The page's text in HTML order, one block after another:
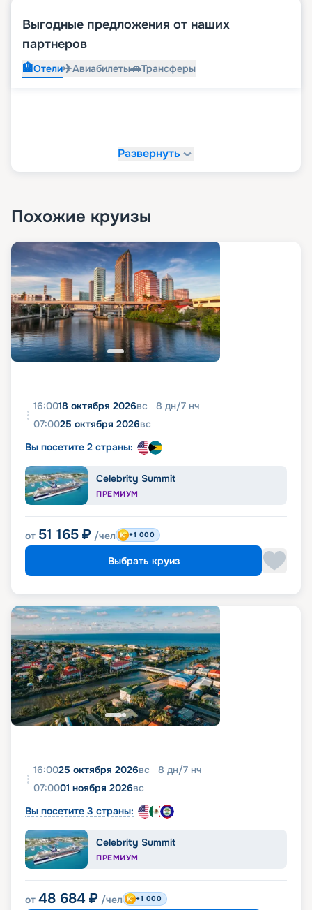
Выгодные предложения от наших
партнеров
🏨Отели✈️Авиабилеты🚗Трансферы
Развернуть
Похожие круизы
16:0018 октября 2026вс 8 дн/7 нч
07:0025 октября 2026вс
Вы посетите 2 страны:
Celebrity Summit
ПРЕМИУМ
от 51 165 ₽ /чел +1 000
Выбрать круиз
16:0025 октября 2026вс 8 дн/7 нч
07:0001 ноября 2026вс
Вы посетите 3 страны:
Celebrity Summit
ПРЕМИУМ
от 48 684 ₽ /чел +1 000